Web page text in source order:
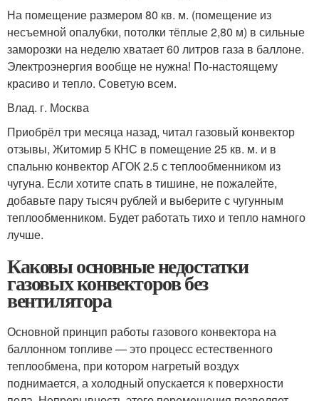
На помещение размером 80 кв. м. (помещение из
несъемной опалубки, потолки тёплые 2,80 м) в сильные
заморозки на неделю хватает 60 литров газа в баллоне.
Электроэнергия вообще не нужна! По-настоящему
красиво и тепло. Советую всем.
Влад. г. Москва
Приобрёл три месяца назад, читал газовый конвектор
отзывы, Житомир 5 КНС в помещение 25 кв. м. и в
спальню конвектор АГОК 2.5 с теплообменником из
чугуна. Если хотите спать в тишине, не пожалейте,
добавьте пару тысяч рублей и выберите с чугунным
теплообменником. Будет работать тихо и тепло намного
лучше.
Каковы основные недостатки
газовых конвекторов без
вентилятора
Основной принцип работы газового конвектора на
баллонном топливе — это процесс естественного
теплообмена, при котором нагретый воздух
поднимается, а холодный опускается к поверхности